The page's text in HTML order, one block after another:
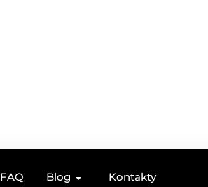
FAQ Blog Kontakty